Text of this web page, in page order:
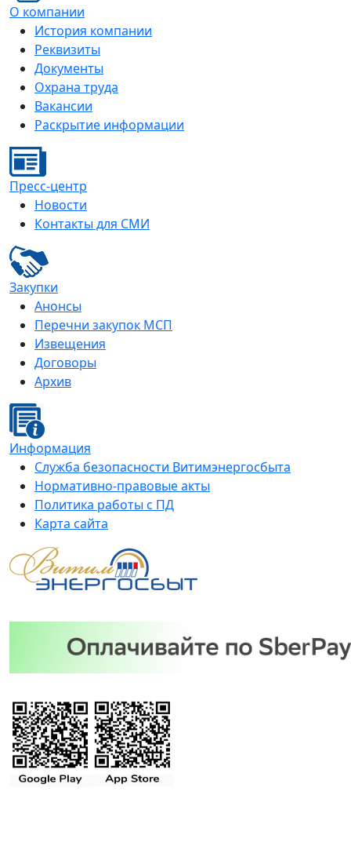
О компании
История компании
Реквизиты
Документы
Охрана труда
Вакансии
Раскрытие информации
Пресс-центр
Новости
Контакты для СМИ
Закупки
Анонсы
Перечни закупок МСП
Извещения
Договоры
Архив
Информация
Служба безопасности Витимэнергосбыта
Нормативно-правовые акты
Политика работы с ПД
Карта сайта